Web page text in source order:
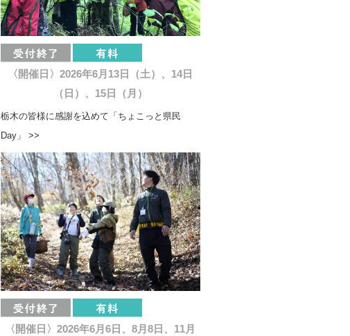
〈開催日〉2026年6月13日（土）、14日
（日）、15日（月）
栃木の皆様に感謝を込めて「ちょこっと県民
Day」 >>
〈開催日〉2026年6月6日、8月8日、11月